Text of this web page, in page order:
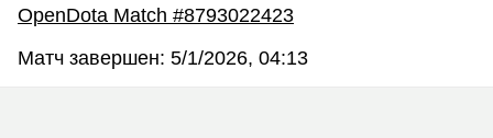
OpenDota Match #8793022423
Матч завершен: 5/1/2026, 04:13